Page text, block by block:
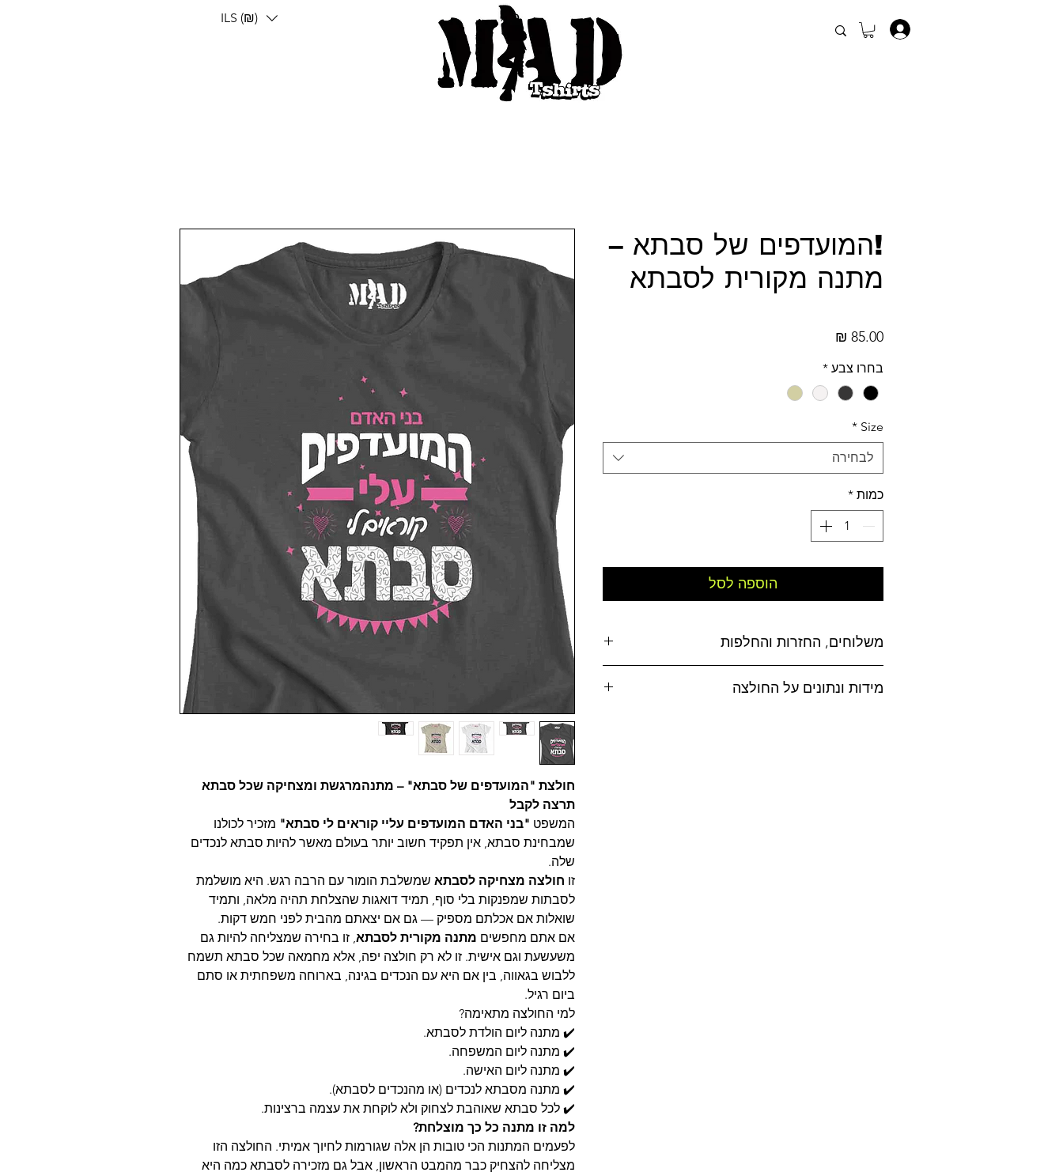
ILS (₪)
חולצת "המועדפים של סבתא" – מתנהמרגשת ומצחיקה שכל סבתא
תרצה לקבל
המשפט "בני האדם המועדפים עליי קוראים לי סבתא" מזכיר לכולנו
שמבחינת סבתא, אין תפקיד חשוב יותר בעולם מאשר להיות סבתא לנכדים
שלה.
זו חולצה מצחיקה לסבתא שמשלבת הומור עם הרבה רגש. היא מושלמת
לסבתות שמפנקות בלי סוף, תמיד דואגות שהצלחת תהיה מלאה, ותמיד
שואלות אם אכלתם מספיק — גם אם יצאתם מהבית לפני חמש דקות.
אם אתם מחפשים מתנה מקורית לסבתא, זו בחירה שמצליחה להיות גם
משעשעת וגם אישית. זו לא רק חולצה יפה, אלא מחמאה שכל סבתא תשמח
ללבוש בגאווה, בין אם היא עם הנכדים בגינה, בארוחה משפחתית או סתם
ביום רגיל.
למי החולצה מתאימה?
✔️ מתנה ליום הולדת לסבתא.
✔️ מתנה ליום המשפחה.
✔️ מתנה ליום האישה.
✔️ מתנה מסבתא לנכדים (או מהנכדים לסבתא).
✔️ לכל סבתא שאוהבת לצחוק ולא לוקחת את עצמה ברצינות.
למה זו מתנה כל כך מוצלחת?
לפעמים המתנות הכי טובות הן אלה שגורמות לחיוך אמיתי. החולצה הזו
מצליחה להצחיק כבר מהמבט הראשון, אבל גם מזכירה לסבתא כמה היא
!המועדפים של סבתא –
מתנה מקורית לסבתא
בחרו צבע *
Size
*
לבחירה
כמות *
הוספה לסל
משלוחים, החזרות והחלפות
מידות ונתונים על החולצה